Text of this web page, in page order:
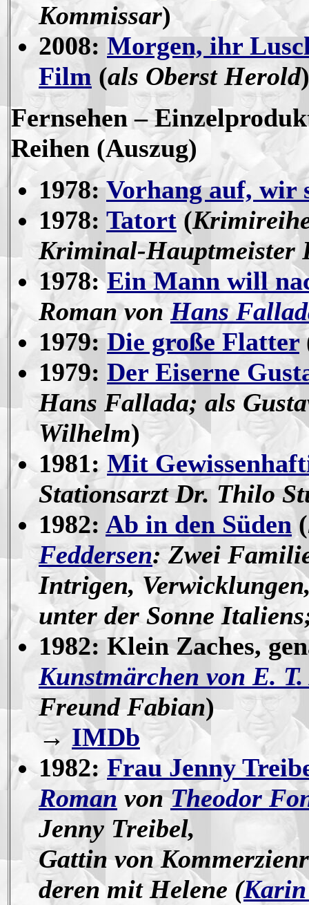
Kommissar)
2008:Morgen, ihr
Film (als Oberst Herold
Fernsehen–
Reihen (Auszug)
1978:Vorhang auf, wir
1978: Tatort (
Kriminal-Hauptmeister
1978:Ein Mann will
Roman von Hans
1979:Die große Flatter
1979: Der Eiserne
Hans Fallada; als
Wilhelm)
1981: Mit
Stationsarzt Dr. Thilo
1982: Ab in den Süden (
Feddersen: Zwei
Intrigen,
unter der Sonne
1982: Klein Zaches,
Kunstmärchen von E.
Freund Fabian)
→ IMDb
1982: Frau Jenny
Roman vonTheodor
Jenny Treibel,
Gattin von
deren mit Helene (